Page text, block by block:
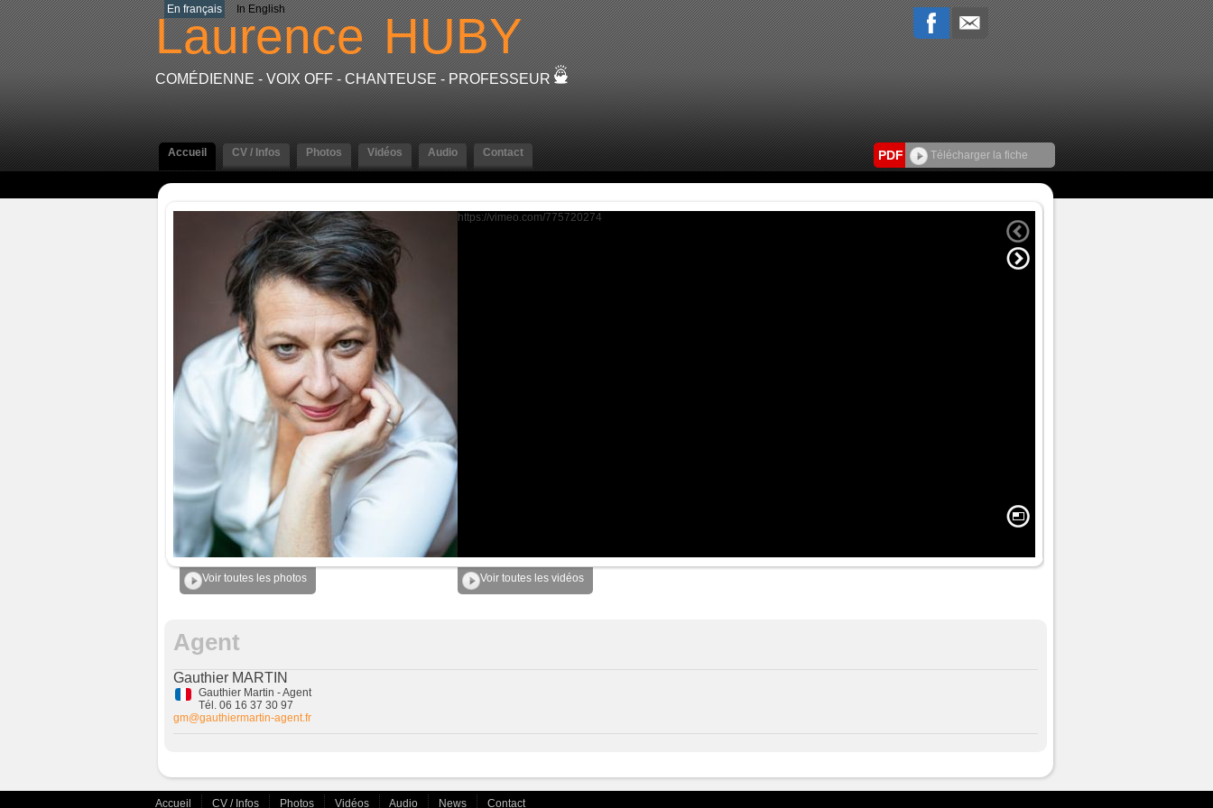
En français In English
Laurence HUBY
COMÉDIENNE - VOIX OFF - CHANTEUSE - PROFESSEUR
Accueil CV / Infos Photos Vidéos Audio Contact PDF Télécharger la fiche
https://vimeo.com/775720274
Voir toutes les photos Voir toutes les vidéos
Agent
Gauthier MARTIN
Gauthier Martin - Agent
Tél. 06 16 37 30 97
gm@gauthiermartin-agent.fr
Accueil CV / Infos Photos Vidéos Audio News Contact